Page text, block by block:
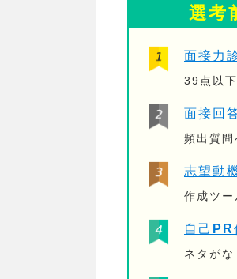
選考
面接力
39点以
面接回
頻出質
志望動
作成ツー
自己PR
ネタが